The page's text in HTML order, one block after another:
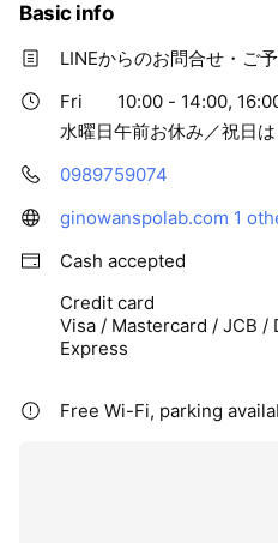
Basic info
LINEからのお問合せ・ご
Fri
10:00 - 14:00,
水曜日午前お休み／祝日
0989759074
ginowanspolab.com 1
Cash accepted
Credit card
Visa / Mastercard / JCB /
Express
Free Wi-Fi, parking